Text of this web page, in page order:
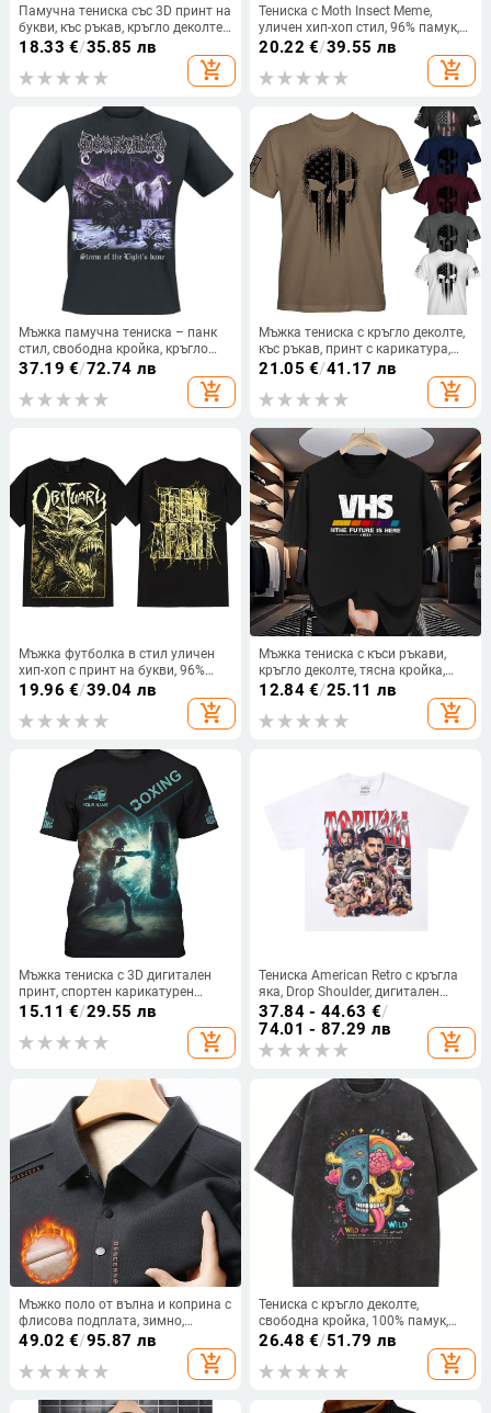
Памучна тениска със 3D принт на
букви, къс ръкав, кръгло деколте,
разхлабен силует
18.33 €/35.85 лв
add_shopping_cart
Тениска с Moth Insect Meme,
уличен хип-хоп стил, 96% памук,
къс ръкав, принт, прав силует
20.22 €/39.55 лв
add_shopping_cart
Мъжка памучна тениска – панк
стил, свободна кройка, кръгло
деколте
37.19 €/72.74 лв
add_shopping_cart
Мъжка тениска с кръгло деколте,
къс ръкав, принт с карикатура,
полиестер, плат птичи очи, лято
21.05 €/41.17 лв
add_shopping_cart
Мъжка футболка в стил уличен
хип-хоп с принт на букви, 96%
памук, термопечат, кръгло
19.96 €/39.04 лв
add_shopping_cart
Мъжка тениска с къси ръкави,
кръгло деколте, тясна кройка,
полиестер, ежедневен летен
12.84€/25.11 лв
add_shopping_cart
Мъжка тениска с 3D дигитален
принт, спортен карикатурен
дизайн, кръгло деколте, къс
15.11 €/29.55 лв
add_shopping_cart
Тениска American Retro с кръгла
яка, Drop Shoulder, дигитален
принт с мотив на персонаж, 95%
памук, свободен силует
37.84 - 44.63 €/
74.01 - 87.29 лв
add_shopping_cart
Мъжко поло от вълна и коприна с
флисова подплата, зимно,
ежедневно дебело топло базово
49.02 €/95.87 лв
add_shopping_cart
Тениска с кръгло деколте,
свободна кройка, 100% памук,
принт с череп в стил рисунка
26.48 €/51.79 лв
add_shopping_cart